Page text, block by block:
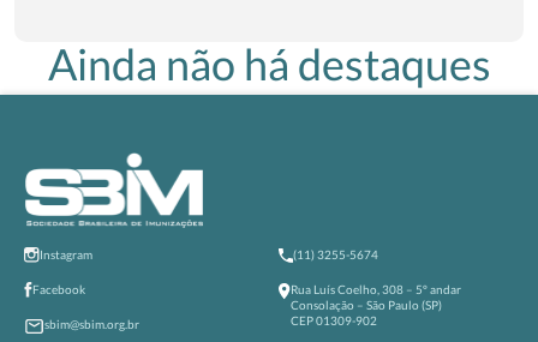
Ainda não há destaques
Instagram
Facebook
sbim@sbim.org.br
(11) 3255-5674
Rua Luís Coelho, 308 – 5º andar
Consolação – São Paulo (SP)
CEP 01309-902